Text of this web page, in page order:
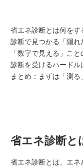
省エネ診断とは何をす
診断で見つかる「隠れ
「数字で見える」こ
診断を受けるハード
まとめ：まずは「測る
省エネ診断と
省エネ診断とは、エ